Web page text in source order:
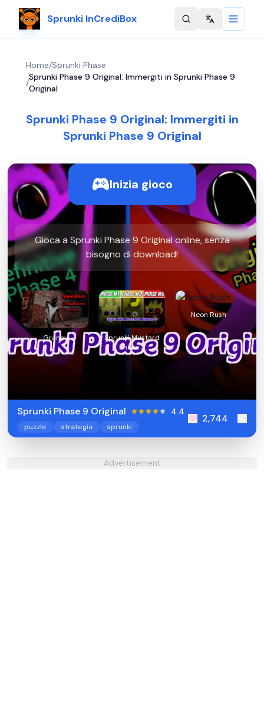
Sprunki InCrediBox Change
Home/Sprunki Phase
/
Sprunki Phase 9 Original: Immergiti in Sprunki Phase 9
Original
Sprunki Phase 9 Original: Immergiti in
Sprunki Phase 9 Original
Inizia gioco
Gioca a Sprunki Phase 9 Original online, senza
bisogno di download!
Granny
Sprunki Mustard
Phase 2
Neon Rush
Sprunki Phase 9 Original 4.4
puzzle strategia sprunki
2,744
Advertisement